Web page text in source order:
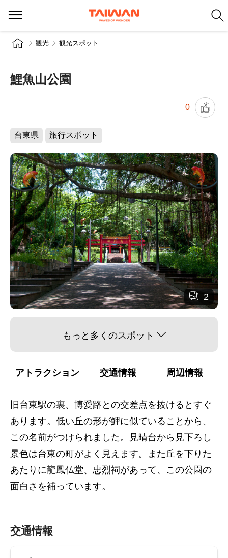
観光 観光スポット
鯉魚山公園
0
台東県 旅行スポット
2
もっと多くのスポット
アトラクション 交通情報 周辺情報
旧台東駅の裏、博愛路との交差点を抜けるとすぐ
あります。低い丘の形が鯉に似ていることから、
この名前がつけられました。見晴台から見下ろし
景色は台東の町がよく見えます。また丘を下りた
あたりに龍鳳仏堂、忠烈祠があって、この公園の
面白さを補っています。
交通情報